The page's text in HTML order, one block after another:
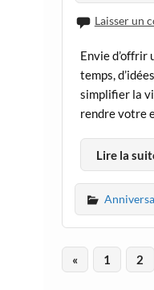
Laisser un
Envie d’offrir
temps,
simplifier la
rendre votre
Lire la
« 1 2